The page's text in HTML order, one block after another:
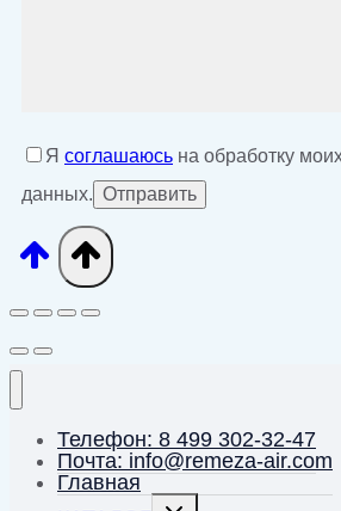
Я соглашаюсь на обработку
данных.
Телефон: 8 499 302-32-47
Почта: info@remeza-air.com
Главная
Переключить